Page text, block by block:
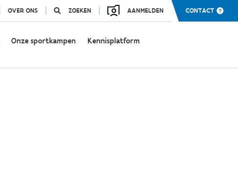
OVER ONS ZOEKEN AANMELDEN CONTACT
Onze sportkampen Kennisplatform